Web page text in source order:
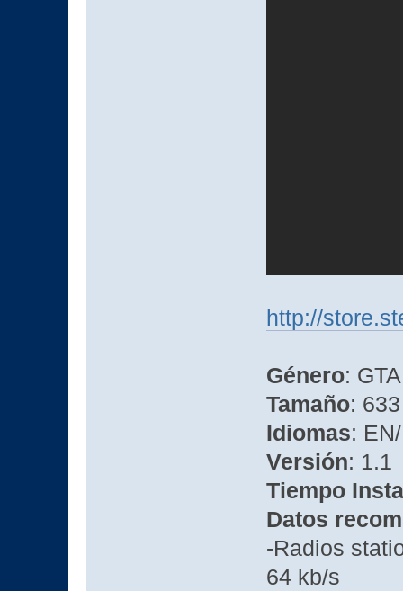
http://
Género: GTA
Tamaño:
Idiomas:
Versión: 1.1
Tiempo
Datos
-Radios
64 kb/s